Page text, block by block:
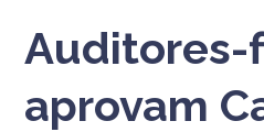
Auditores-
aprovam